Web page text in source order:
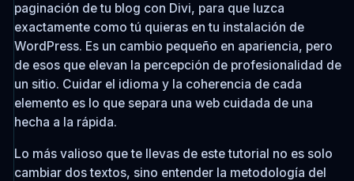
paginación de tu blog con Divi, para que luzca
exactamente como tú quieras en tu instalación de
WordPress. Es un cambio pequeño en apariencia, pero
de esos que elevan la percepción de profesionalidad de
un sitio. Cuidar el idioma y la coherencia de cada
elemento es lo que separa una web cuidada de una
hecha a la rápida.
Lo más valioso que te llevas de este tutorial no es solo
cambiar dos textos, sino entender la metodología del